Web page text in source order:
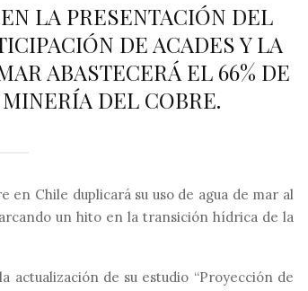
LA PRESENTACIÓN DEL
DE ACADES Y LA
ABASTECERÁ EL 66% DE
DEL COBRE.
Chile duplicará su uso de agua de mar al
un hito en la transición hídrica de la
actualización de su estudio “Proyección de